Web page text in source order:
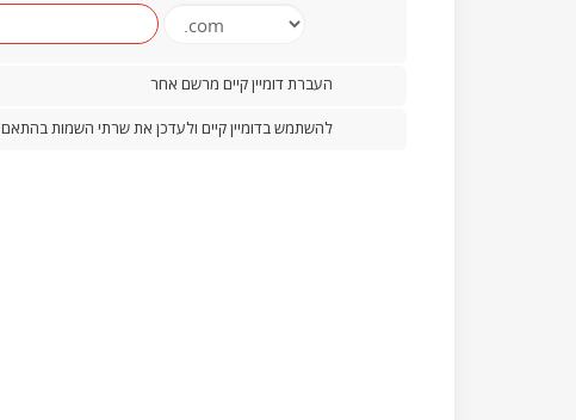
העברת דומיין קיים מרשם אחר
להשתמש בדומיין קיים ולעדכן את שרתי השמות בהתאם